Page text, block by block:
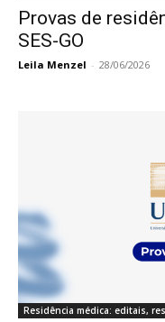
Provas de
SES-GO
Leila Menzel - 28/06/2026
Residência médica: editais,